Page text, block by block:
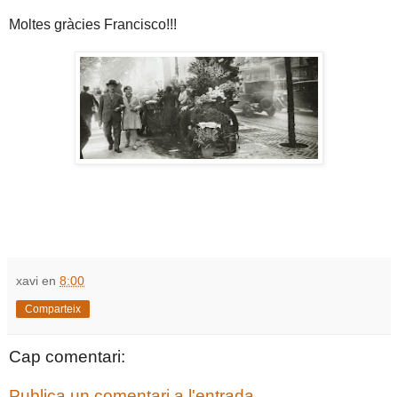
Moltes gràcies Francisco!!!
xavi en 8:00
Comparteix
Cap comentari: